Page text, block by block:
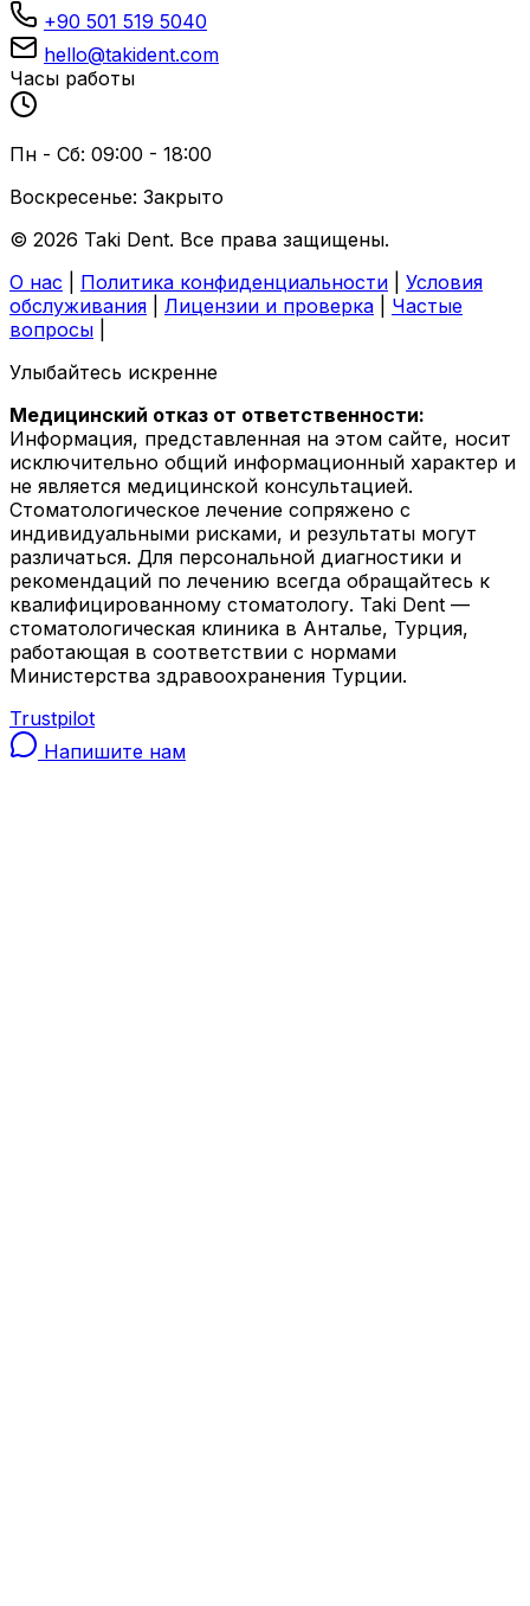
+90 501 519 5040
hello@takident.com
Часы работы
Пн - Сб: 09:00 - 18:00
Воскресенье: Закрыто
© 2026 Taki Dent. Все права защищены.
О нас
Политика конфиденциальности
Условия
обслуживания
Лицензии и проверка
Частые
вопросы
Улыбайтесь искренне
Медицинский отказ от ответственности:
Информация, представленная на этом сайте, носит
исключительно общий информационный характер и
не является медицинской консультацией.
Стоматологическое лечение сопряжено с
индивидуальными рисками, и результаты могут
различаться. Для персональной диагностики и
рекомендаций по лечению всегда обращайтесь к
квалифицированному стоматологу. Taki Dent —
стоматологическая клиника в Анталье, Турция,
работающая в соответствии с нормами
Министерства здравоохранения Турции.
Trustpilot
Напишите нам